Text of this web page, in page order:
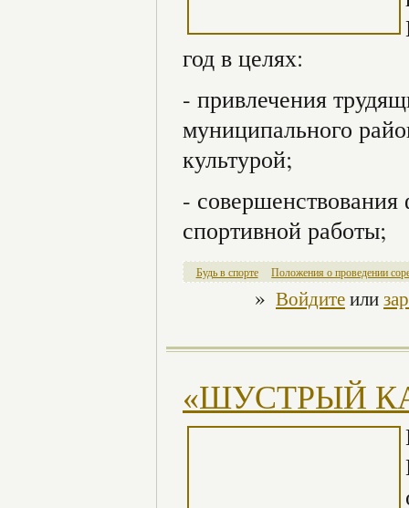
год в целях:
- привлечения
муниципального
культурой;
-
спортивной работы;
Будь в спорте Положения о проведении
» Войдитеили
«ШУСТРЫЙ